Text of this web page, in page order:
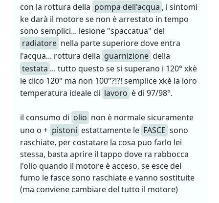
con la rottura della pompa dell'acqua , i sintomi
ke darà il motore se non è arrestato in tempo
sono semplici... lesione "spaccatua" del
radiatore nella parte superiore dove entra
l'acqua... rottura della guarnizione della
testata ... tutto questo se si superano i 120° xkè
le dico 120° ma non 100°?!?! semplice xkè la loro
temperatura ideale di lavoro è di 97/98°.
il consumo di olio non è normale sicuramente
uno o + pistoni estattamente le FASCE sono
raschiate, per costatare la cosa puo farlo lei
stessa, basta aprire il tappo dove ra rabbocca
l'olio quando il motore è acceso, se esce del
fumo le fasce sono raschiate e vanno sostituite
(ma conviene cambiare del tutto il motore)